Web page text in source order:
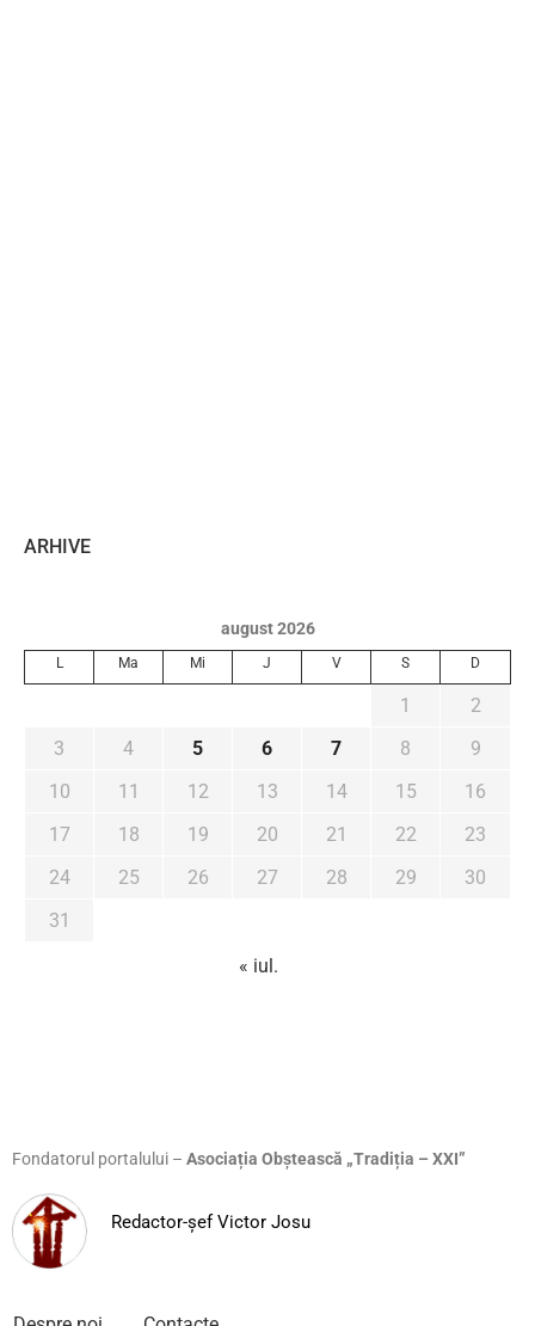
ARHIVE
august 2026
L Ma Mi J V S D
1
2
3
4 5 6 7 8
9
10
11 12 13 14 15
16
17
18 19 20 21 22
23
24
25 26 27 28 29
30
31
« iul.
Fondatorul portalului – Asociația Obștească „Tradiția – XXI”
Redactor-șef Victor Josu